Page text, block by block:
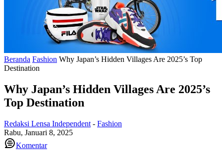
Beranda Fashion Why Japan’s Hidden Villages Are 2025’s Top
Destination
Why Japan’s Hidden Villages Are 2025’s
Top Destination
Redaksi Lensa Independent - Fashion
Rabu, Januari 8, 2025
Komentar